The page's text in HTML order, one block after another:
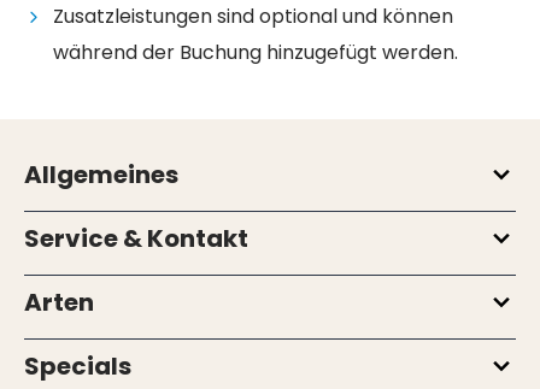
Zusatzleistungen sind optional und können
während der Buchung hinzugefügt werden.
Allgemeines
Service & Kontakt
Arten
Specials